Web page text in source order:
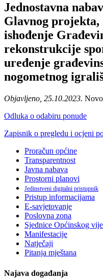
Jednostavna
Glavnog
ishođenje
rekonstrukcije
uređenje
nogometnog
Objavljeno, 25.10.2023.
Odluka o odabiru ponude
Zapisnik o pregledu i ocjeni
Proračun općine
Transparentnost
Javna nabava
Prostorni planovi
Jedinstveni digitalni pristupnik
Pristup informacijama
E-savjetovanje
Poslovna zona
Sjednice Općinskog
Manifestacije
Natječaji
Pitanja mještana
Najava događanja